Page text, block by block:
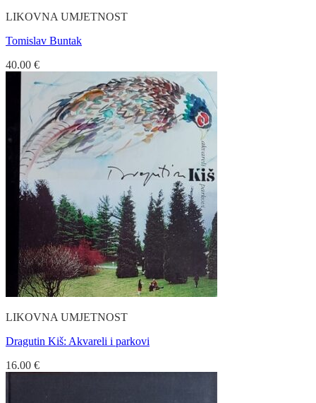
LIKOVNA UMJETNOST
Tomislav Buntak
40.00 €
LIKOVNA UMJETNOST
Dragutin Kiš: Akvareli i parkovi
16.00 €